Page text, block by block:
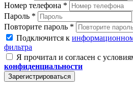
Номер телефона *
Пароль *
Повторите пароль *
Подключится к
фильтра
Я прочитал и согласен с
конфиденциальности
Зарегистрироваться